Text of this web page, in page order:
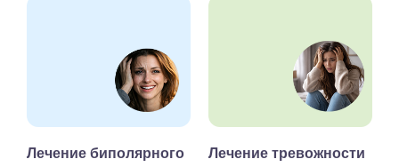
Лечение биполярного
Лечение тревожности